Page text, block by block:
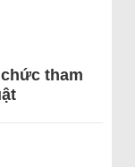
tham